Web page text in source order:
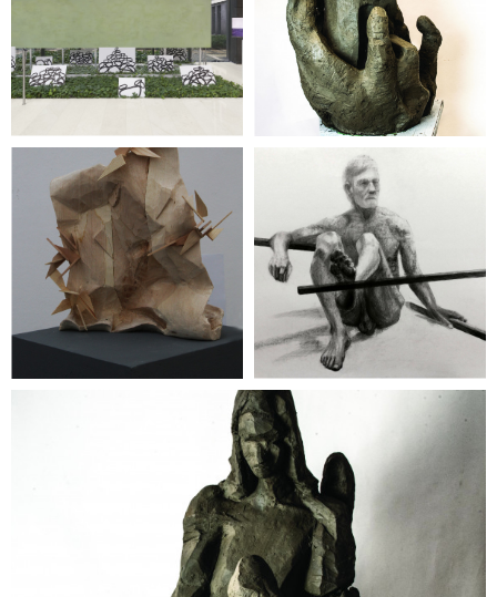
rzeźba
rzeźba
Monika Leśniak